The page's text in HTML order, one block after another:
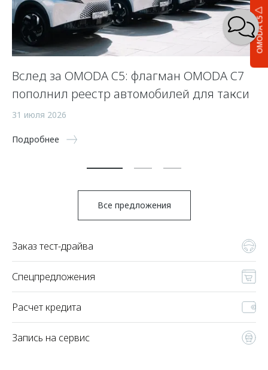
OMODA C5
Вслед за OMODA C5: флагман OMODA C7
пополнил реестр автомобилей для такси
31 июля 2026
Подробнее
Все предложения
Заказ тест-драйва
Спецпредложения
Расчет кредита
Запись на сервис